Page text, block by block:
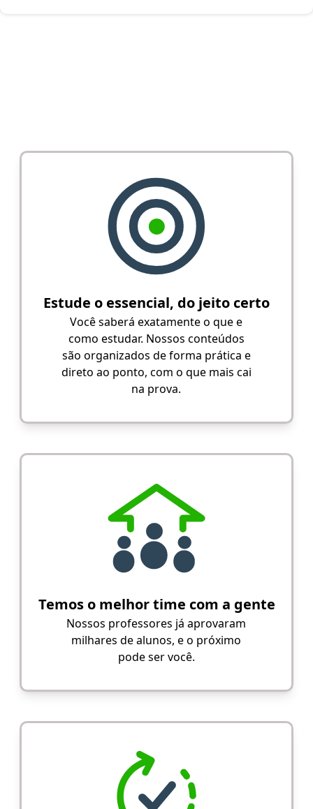
Estude o essencial, do jeito certo
Você saberá exatamente o que e
como estudar. Nossos conteúdos
são organizados de forma prática e
direto ao ponto, com o que mais cai
na prova.
Temos o melhor time com a gente
Nossos professores já aprovaram
milhares de alunos, e o próximo
pode ser você.